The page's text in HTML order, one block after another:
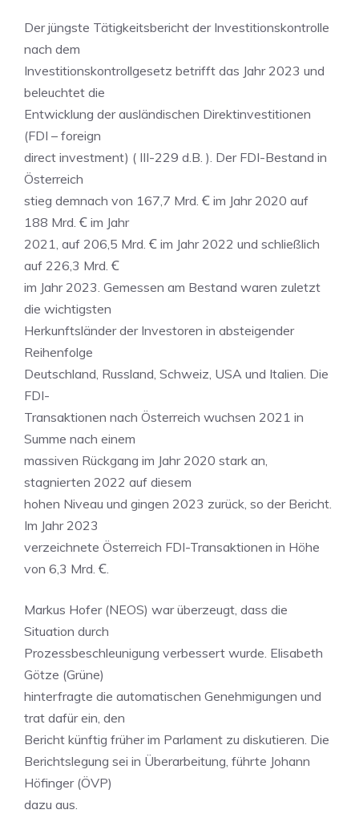
Der jüngste Tätigkeitsbericht der Investitionskontrolle
nach dem
Investitionskontrollgesetz betrifft das Jahr 2023 und
beleuchtet die
Entwicklung der ausländischen Direktinvestitionen
(FDI – foreign
direct investment) ( III-229 d.B. ). Der FDI-Bestand in
Österreich
stieg demnach von 167,7 Mrd. Ꞓ im Jahr 2020 auf
188 Mrd. Ꞓ im Jahr
2021, auf 206,5 Mrd. Ꞓ im Jahr 2022 und schließlich
auf 226,3 Mrd. Ꞓ
im Jahr 2023. Gemessen am Bestand waren zuletzt
die wichtigsten
Herkunftsländer der Investoren in absteigender
Reihenfolge
Deutschland, Russland, Schweiz, USA und Italien. Die
FDI-
Transaktionen nach Österreich wuchsen 2021 in
Summe nach einem
massiven Rückgang im Jahr 2020 stark an,
stagnierten 2022 auf diesem
hohen Niveau und gingen 2023 zurück, so der Bericht.
Im Jahr 2023
verzeichnete Österreich FDI-Transaktionen in Höhe
von 6,3 Mrd. Ꞓ.
Markus Hofer (NEOS) war überzeugt, dass die
Situation durch
Prozessbeschleunigung verbessert wurde. Elisabeth
Götze (Grüne)
hinterfragte die automatischen Genehmigungen und
trat dafür ein, den
Bericht künftig früher im Parlament zu diskutieren. Die
Berichtslegung sei in Überarbeitung, führte Johann
Höfinger (ÖVP)
dazu aus.